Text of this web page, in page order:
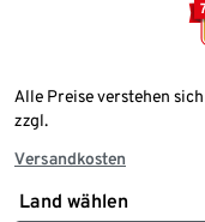
Alle Preise verstehen
zzgl.
Versandkosten
Land wählen